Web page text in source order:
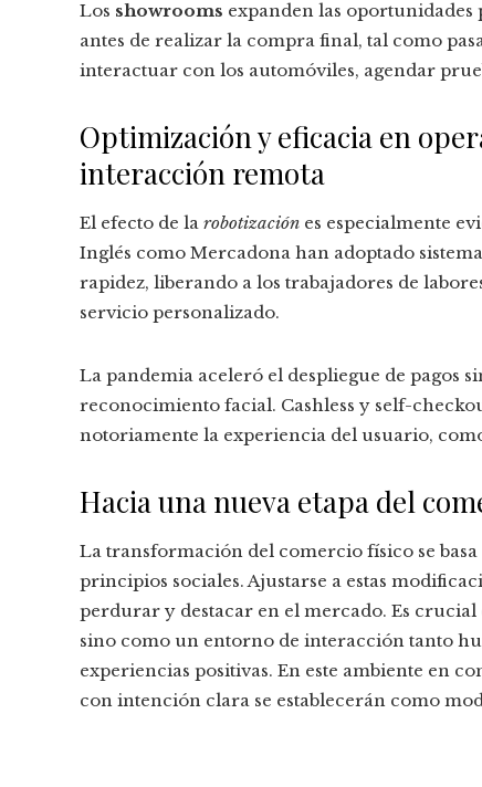
Los showrooms expanden las
antes de realizar la compra final, tal como
interactuar con los automóviles, agendar
Optimización y eficacia en
interacción remota
El efecto de la robotización es especialmente
Inglés como Mercadona han adoptado
rapidez, liberando a los trabajadores de
servicio personalizado.
La pandemia aceleró el despliegue de pagos
reconocimiento facial. Cashless y self-
notoriamente la experiencia del usuario,
Hacia una nueva etapa del
La transformación del comercio físico se
principios sociales. Ajustarse a estas
perdurar y destacar en el mercado. Es
sino como un entorno de interacción tanto
experiencias positivas. En este ambiente en
con intención clara se establecerán como